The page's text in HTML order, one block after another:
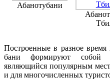
Абанотубани
Построенные в разное
бани формируют собой
являющийся популярным
и для многочисленных